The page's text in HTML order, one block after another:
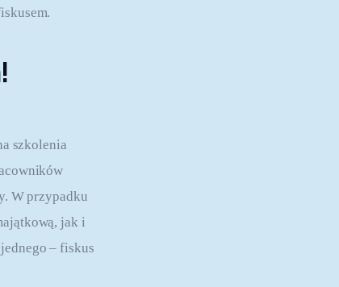
szkolenia
W przypadku
jak i
– fiskus